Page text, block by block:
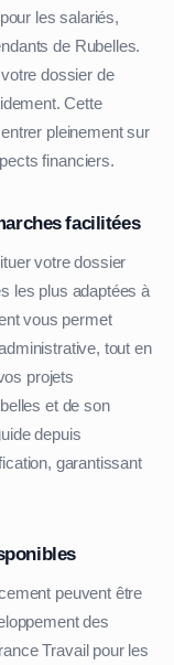
les salariés,
de Rubelles.
dossier de
Cette
pleinement sur
financiers.
facilitées
votre dossier
les plus adaptées à
vous permet
tout en
projets
et de son
depuis
garantissant
peuvent être
des
Travail pour les